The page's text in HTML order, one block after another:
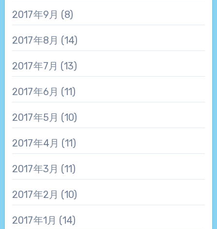
2017年9月 (8)
2017年8月 (14)
2017年7月 (13)
2017年6月 (11)
2017年5月 (10)
2017年4月 (11)
2017年3月 (11)
2017年2月 (10)
2017年1月 (14)